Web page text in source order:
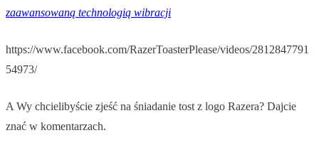
zaawansowaną technologią wibracji
https://www.facebook.com/RazerToasterPlease/videos/2812847791
54973/
A Wy chcielibyście zjeść na śniadanie tost z logo Razera? Dajcie
znać w komentarzach.